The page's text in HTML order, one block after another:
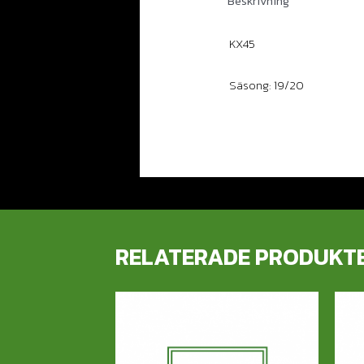
KX45
Säsong: 19/20
RELATERADE